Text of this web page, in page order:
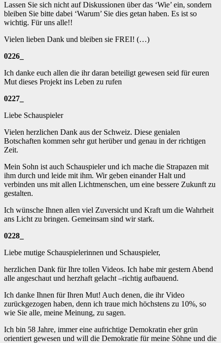
Lassen Sie sich nicht auf Diskussionen über das ‘Wie’ ein, sondern
bleiben Sie bitte dabei ‘Warum’ Sie dies getan haben. Es ist so
wichtig. Für uns alle!!
Vielen lieben Dank und bleiben sie FREI! (…)
0226_
Ich danke euch allen die ihr daran beteiligt gewesen seid für euren
Mut dieses Projekt ins Leben zu rufen
0227_
Liebe Schauspieler
Vielen herzlichen Dank aus der Schweiz. Diese genialen
Botschaften kommen sehr gut herüber und genau in der richtigen
Zeit.
Mein Sohn ist auch Schauspieler und ich mache die Strapazen mit
ihm durch und leide mit ihm. Wir geben einander Halt und
verbinden uns mit allen Lichtmenschen, um eine bessere Zukunft zu
gestalten.
Ich wünsche Ihnen allen viel Zuversicht und Kraft um die Wahrheit
ans Licht zu bringen. Gemeinsam sind wir stark.
0228_
Liebe mutige Schauspielerinnen und Schauspieler,
herzlichen Dank für Ihre tollen Videos. Ich habe mir gestern Abend
alle angeschaut und herzhaft gelacht –richtig aufbauend.
Ich danke Ihnen für Ihren Mut! Auch denen, die ihr Video
zurückgezogen haben, denn ich traue mich höchstens zu 10%, so
wie Sie alle, meine Meinung, zu sagen.
Ich bin 58 Jahre, immer eine aufrichtige Demokratin eher grün
orientiert gewesen und will die Demokratie für meine Söhne und die